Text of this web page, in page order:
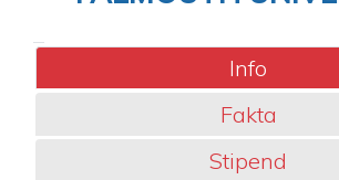
Info
Fakta
Stipend